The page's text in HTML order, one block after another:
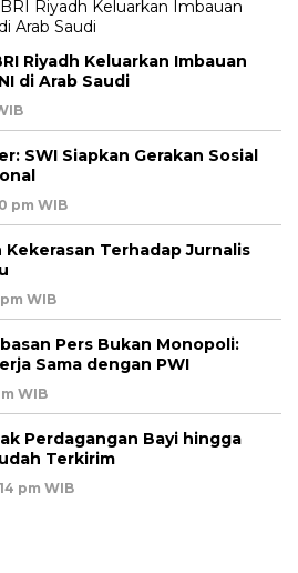
Riyadh Keluarkan Imbauan
di Arab Saudi
SWI Siapkan Gerakan Sosial
pm WIB
Kekerasan Terhadap Jurnalis
WIB
Pers Bukan Monopoli:
Sama dengan PWI
WIB
Perdagangan Bayi hingga
Terkirim
pm WIB